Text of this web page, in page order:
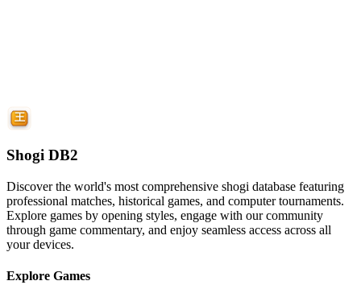
Shogi DB2
Discover the world's most comprehensive shogi database featuring
professional matches, historical games, and computer tournaments.
Explore games by opening styles, engage with our community
through game commentary, and enjoy seamless access across all
your devices.
Explore Games